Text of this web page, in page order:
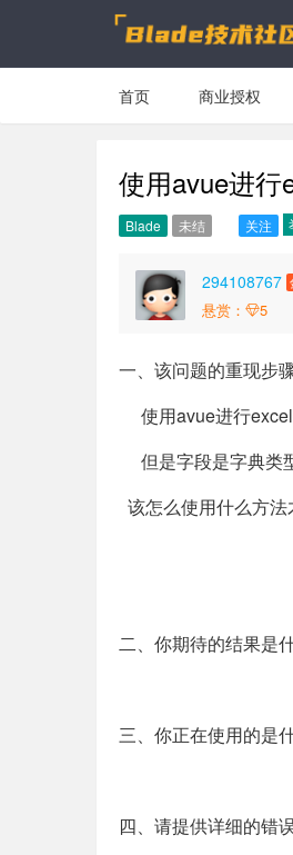
首页 商业授权
使用avue进行
Blade 未结 关注
294108767
悬赏：
5
一、该问题的重现步
使用avue进行excel
但是字段是字典类
该怎么使用什么方
二、你期待的结果是
三、你正在使用的是
四、请提供详细的错